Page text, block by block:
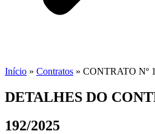
Início » Contratos » CONTRATO Nº
DETALHES DO
192/2025